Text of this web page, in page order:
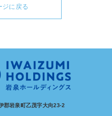
ジに戻る
郡岩泉町乙茂字大向23-2